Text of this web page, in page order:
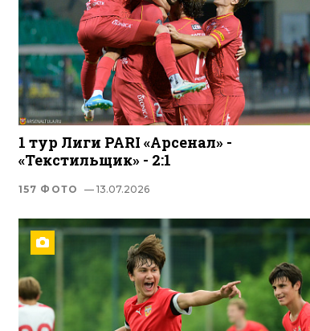
1 тур Лиги PARI «Арсенал» -
«Текстильщик» - 2:1
157 ФОТО — 13.07.2026